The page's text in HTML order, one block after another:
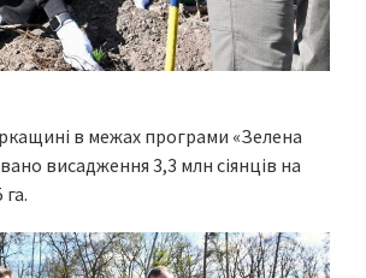
в межах програми «Зелена
висадження 3,3 млн сіянців на